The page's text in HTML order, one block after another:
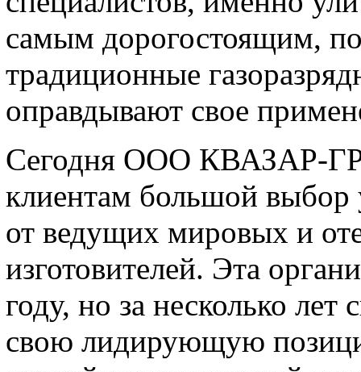
самым дорогостоящим,
традиционные
оправдывают свое
Сегодня ООО КВАЗАР-
клиентам большой выбор
от ведущих мировых и
изготовителей. Эта
году, но за несколько лет
свою лидирующую